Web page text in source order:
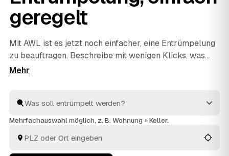
geregelt
Mit AWL ist es jetzt noch einfacher, eine Entrümpelung
zu beauftragen. Beschreibe mit wenigen Klicks, was
raus soll, und erhalte passende Festpreis-Angebote
– die Profis räumen schnell aus und entsorgen alles
fachgerecht. So ist dies die praktischste Art, deine
Mehrfachauswahl möglich, z. B. Wohnung + Keller.